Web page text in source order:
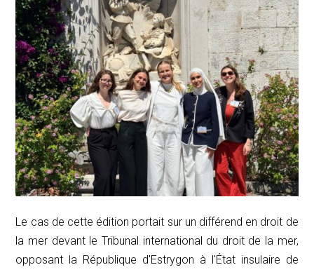
Le cas de cette édition portait sur un différend en droit de
la mer devant le Tribunal international du droit de la mer,
opposant la République d'Estrygon à l'État insulaire de